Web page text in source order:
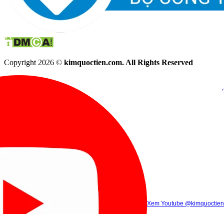
Copyright 2026 © kimquoctien.com. All Rights Reserved
Xem Tik Tok
(8h00 - 21h30)
(8h00 -
Gọi điện (8h00 - 21h30)
Xem Youtube @kimquoctien